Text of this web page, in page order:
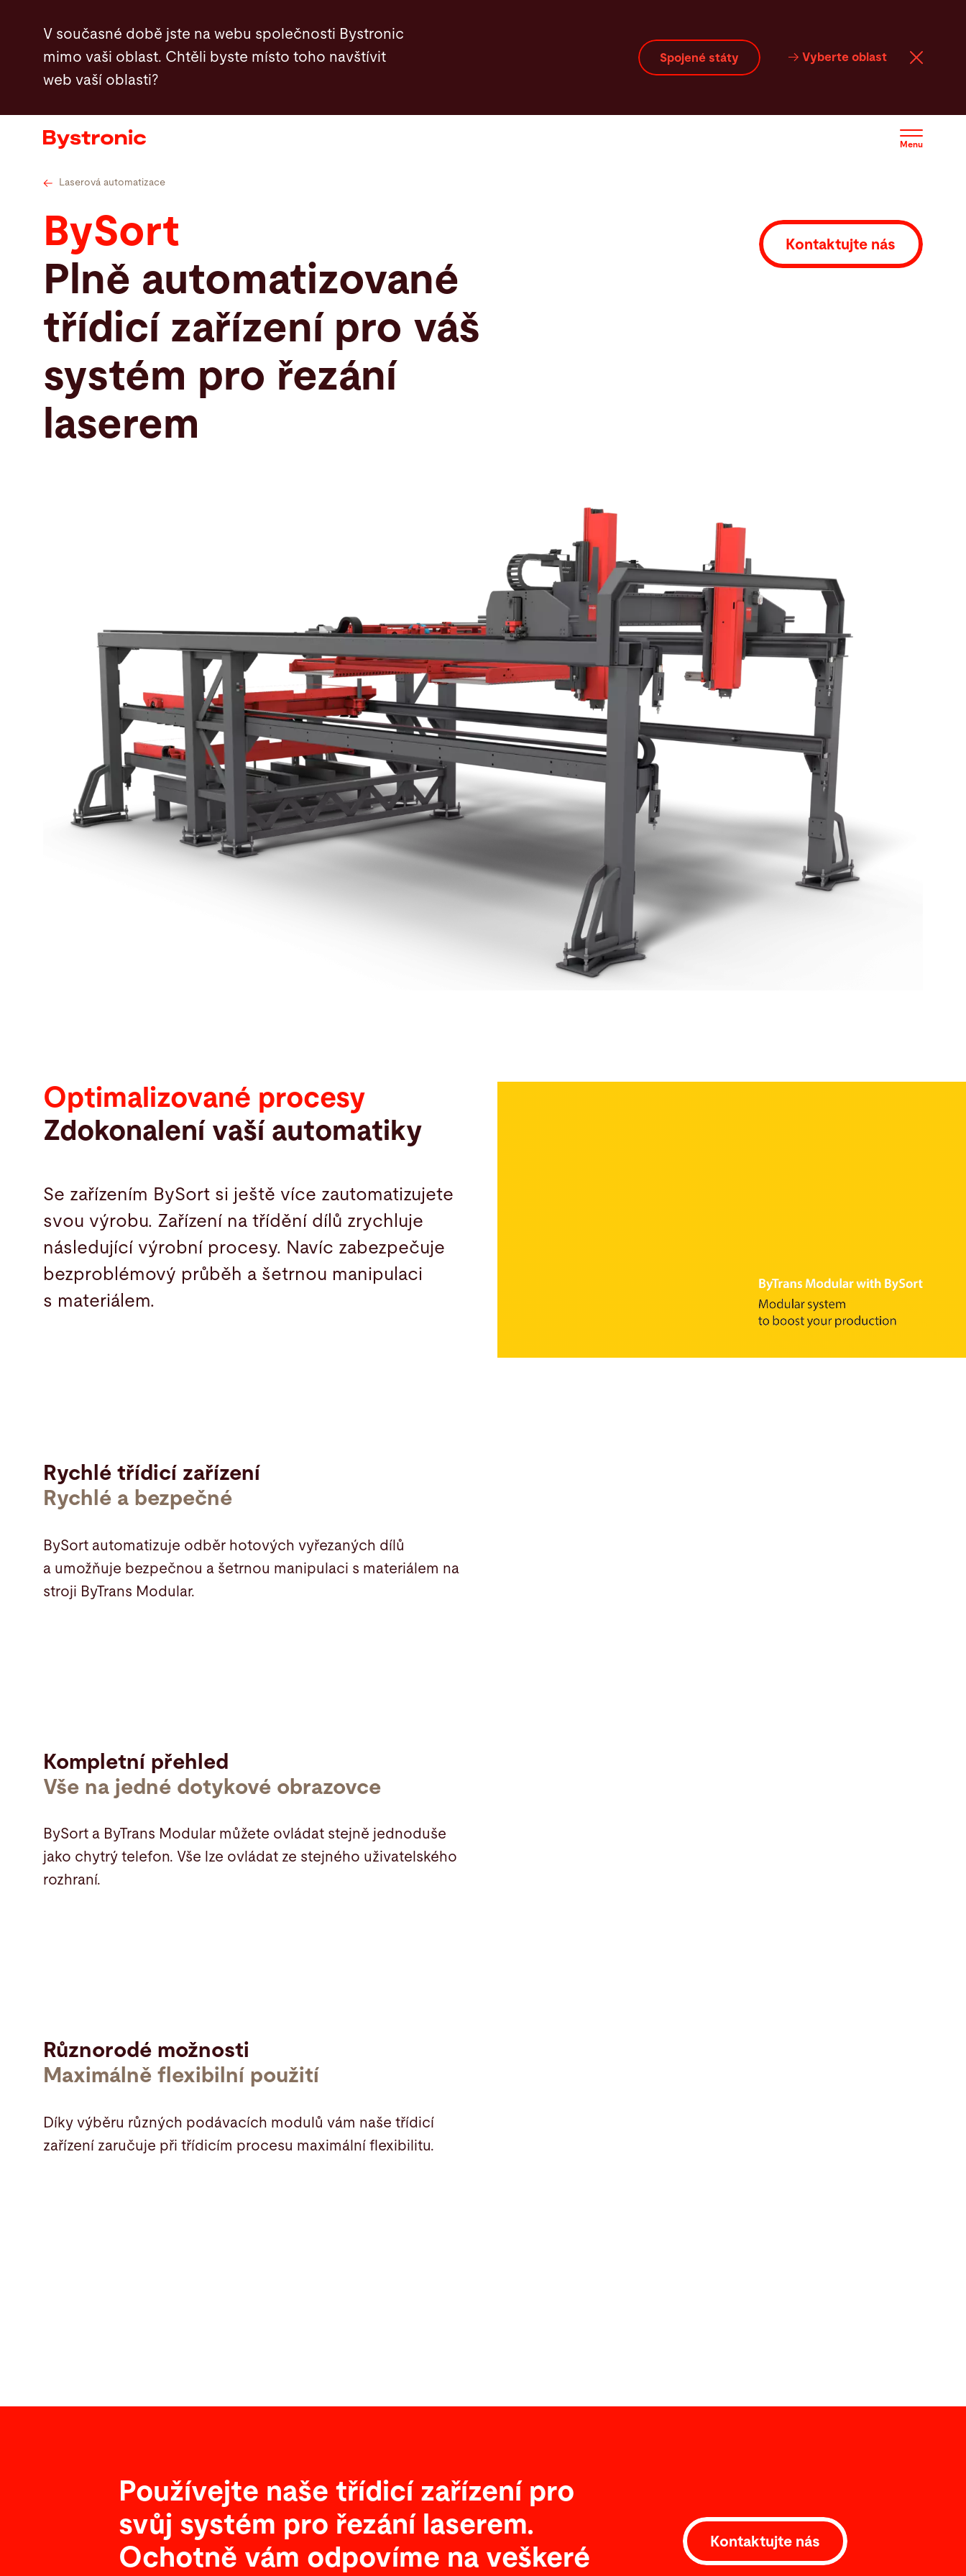
hlavnímu
obsahu
V současné době jste na webu společnosti Bystronic
mimo vaši oblast. Chtěli byste místo toho navštívit
web vaší oblasti?
Spojené státy Vyberte oblast
Menu
Služby
Aplikace
Newsroom
Společnost
Čína · Czech
Laserová automatizace
BySort
Plně automatizované
třídicí zařízení pro váš
systém pro řezání
laserem
Kontaktujte nás
Optimalizované procesy
Zdokonalení vaší automatiky
Se zařízením BySort si ještě více zautomatizujete
svou výrobu. Zařízení na třídění dílů zrychluje
následující výrobní procesy. Navíc zabezpečuje
bezproblémový průběh a šetrnou manipulaci
s materiálem.
Rychlé třídicí zařízení
Rychlé a bezpečné
BySort automatizuje odběr hotových vyřezaných dílů
a umožňuje bezpečnou a šetrnou manipulaci s materiálem na
stroji ByTrans Modular.
Kompletní přehled
Vše na jedné dotykové obrazovce
BySort a ByTrans Modular můžete ovládat stejně jednoduše
jako chytrý telefon. Vše lze ovládat ze stejného uživatelského
rozhraní.
Různorodé možnosti
Maximálně flexibilní použití
Díky výběru různých podávacích modulů vám naše třídicí
zařízení zaručuje při třídicím procesu maximální flexibilitu.
Používejte naše třídicí zařízení pro
svůj systém pro řezání laserem.
Ochotně vám odpovíme na veškeré
Kontaktujte nás